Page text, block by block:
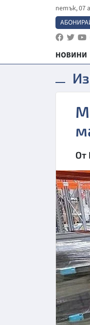
петък, 07
НОВИНИ
От